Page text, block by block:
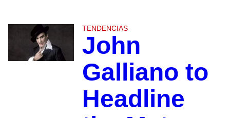
TENDENCIAS
John
Galliano to
Headline